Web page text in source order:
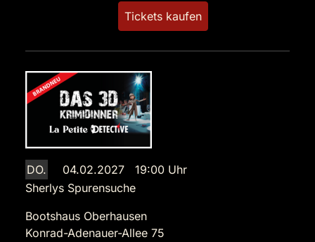
Tickets kaufen
DO.
04.02.2027 19:00 Uhr
Sherlys Spurensuche
Bootshaus Oberhausen
Konrad-Adenauer-Allee 75